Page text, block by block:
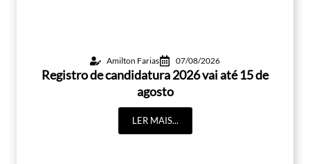
Amilton Farias 07/08/2026
Registro de candidatura 2026 vai até 15 de
agosto
LER MAIS...